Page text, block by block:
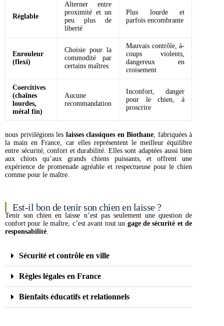
Réglable
Alterner entre
proximité et un
peu plus de
liberté
Plus lourde et
parfois encombrante
Enrouleur
(flexi)
Choisie pour la
commodité par
certains maîtres
Mauvais contrôle, à-
coups violents,
dangereux en
croisement
Coercitives
(chaînes
lourdes,
métal fin)
Aucune
recommandation
Inconfort, danger
pour le chien, à
proscrire
nous privilégions les laisses classiques en Biothane, fabriquées à
la main en France, car elles représentent le meilleur équilibre
entre sécurité, confort et durabilité. Elles sont adaptées aussi bien
aux chiots qu’aux grands chiens puissants, et offrent une
expérience de promenade agréable et respectueuse pour le chien
comme pour le maître.
Est-il bon de tenir son chien en laisse ?
Tenir son chien en laisse n’est pas seulement une question de
confort pour le maître, c’est avant tout un gage de sécurité et de
responsabilité.
Sécurité et contrôle en ville
Règles légales en France
Bienfaits éducatifs et relationnels